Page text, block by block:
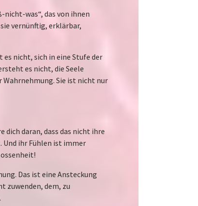
nicht-was“, das von ihnen
vernünftig, erklärbar,
es nicht, sich in eine Stufe der
es nicht, die Seele
Sie ist nicht nur
daran, dass das nicht ihre
Und ihr Fühlen ist immer
Das ist eine Ansteckung
zuwenden, dem, zu